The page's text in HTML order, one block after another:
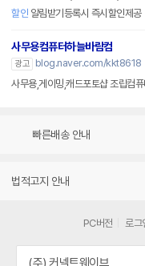
할인 알림받기등록시 즉시할인제공
사무용컴퓨터하늘바람컴
광고
blog.naver.com/kkt8618
사무용,게이밍,캐드포토샵 조립컴
빠른배송 안내
법적고지 안내
PC버전 로그
(주) 커넥트웨이브